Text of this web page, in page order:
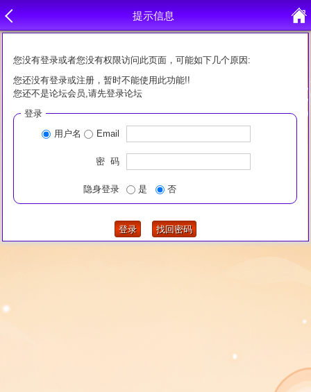
提示信息
您没有登录或者您没有权限访问此页面，可能如下几个原因:
您还没有登录或注册，暂时不能使用此功能!!
您还不是论坛会员,请先登录论坛
登录
用户名
Email
密 码
隐身登录 是 否